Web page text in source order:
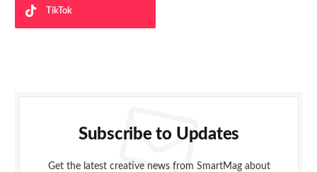
TikTok
Subscribe to Updates
Get the latest creative news from SmartMag about